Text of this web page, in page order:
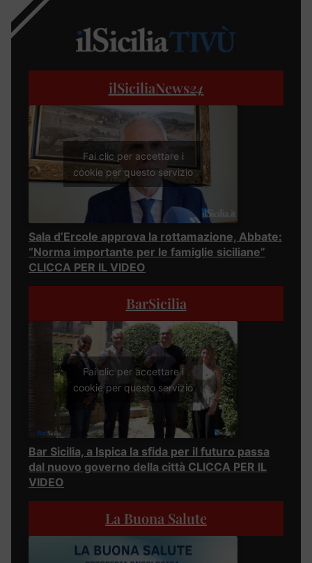
ilSiciliaNews24
Fai clic per accettare i
cookie per questo servizio
Sala d’Ercole approva la rottamazione, Abbate:
“Norma importante per le famiglie siciliane”
CLICCA PER IL VIDEO
BarSicilia
Fai clic per accettare i
cookie per questo servizio
Bar Sicilia, a Ispica la sfida per il futuro passa
dal nuovo governo della città CLICCA PER IL
VIDEO
La Buona Salute